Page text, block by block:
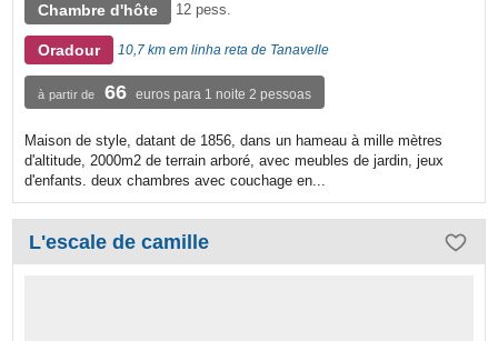
Chambre d'hôte 12 pess.
Oradour 10,7 km em linha reta de Tanavelle
à partir de 66 euros para 1 noite 2 pessoas
Maison de style, datant de 1856, dans un hameau à mille mètres
d'altitude, 2000m2 de terrain arboré, avec meubles de jardin, jeux
d'enfants. deux chambres avec couchage en...
L'escale de camille